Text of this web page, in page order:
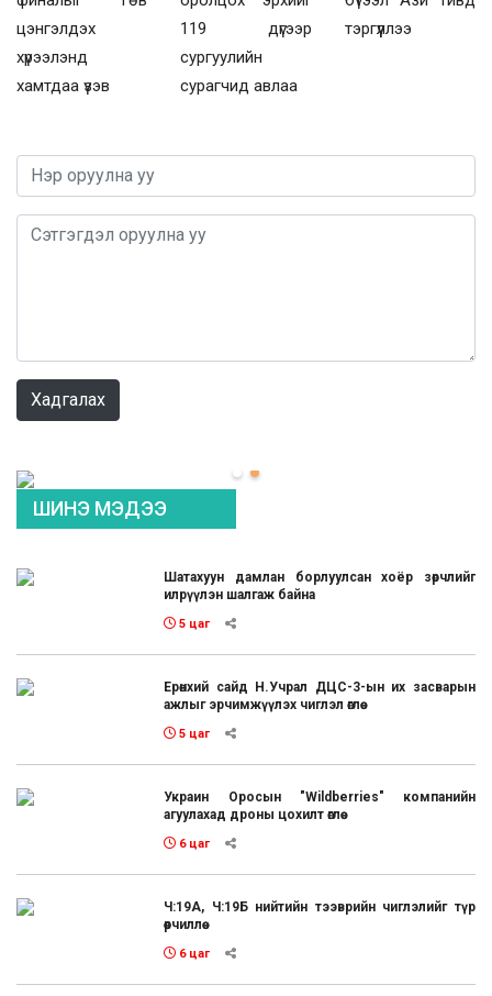
цэнгэлдэх
хүрээлэнд
хамтдаа үзэв
119 дүгээр
сургуулийн
сурагчид авлаа
тэргүүллээ
Хадгалах
ШИНЭ МЭДЭЭ
Шатахуун дамлан борлуулсан хоёр зөрчлийг
илрүүлэн шалгаж байна
5 цаг
Ерөнхий сайд Н.Учрал ДЦС-3-ын их засварын
ажлыг эрчимжүүлэх чиглэл өглөө
5 цаг
Украин Оросын "Wildberries" компанийн
агуулахад дроны цохилт өглөө
6 цаг
Ч:19А, Ч:19Б нийтийн тээврийн чиглэлийг түр
өөрчиллөө
6 цаг